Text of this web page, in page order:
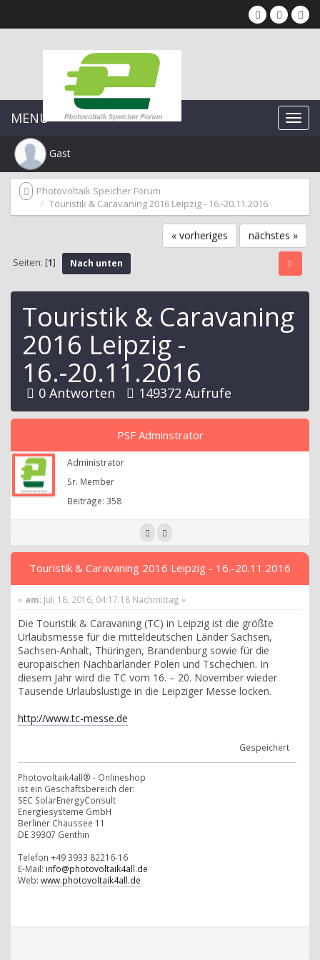
MENU
Gast
Photovoltaik Speicher Forum
Touristik & Caravaning 2016 Leipzig - 16.-20.11.2016
« vorheriges nächstes »
Seiten: [1] Nach unten
Touristik & Caravaning
2016 Leipzig -
16.-20.11.2016
0 Antworten 149372 Aufrufe
PSF Adminstrator
Administrator
Sr. Member
Beiträge: 358
Touristik & Caravaning 2016 Leipzig - 16.-20.11.2016
« am: Juli 18, 2016, 04:17:18 Nachmittag »
Die Touristik & Caravaning (TC) in Leipzig ist die größte
Urlaubsmesse für die mitteldeutschen Länder Sachsen,
Sachsen-Anhalt, Thüringen, Brandenburg sowie für die
europäischen Nachbarländer Polen und Tschechien. In
diesem Jahr wird die TC vom 16. – 20. November wieder
Tausende Urlaubslustige in die Leipziger Messe locken.
http://www.tc-messe.de
Gespeichert
Photovoltaik4all® - Onlineshop
ist ein Geschäftsbereich der:
SEC SolarEnergyConsult
Energiesysteme GmbH
Berliner Chaussee 11
DE 39307 Genthin
Telefon +49 3933 82216-16
E-Mail: info@photovoltaik4all.de
Web: www.photovoltaik4all.de